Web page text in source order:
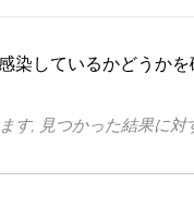
染しているかどうか
, 見つかった結果に対